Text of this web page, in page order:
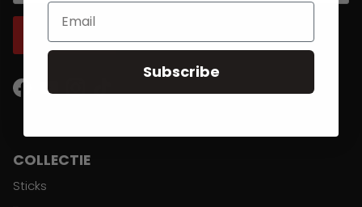
Facebook
YouTubeInstagram
TikTok
COLLECTIE
Sticks
Email
Subscribe